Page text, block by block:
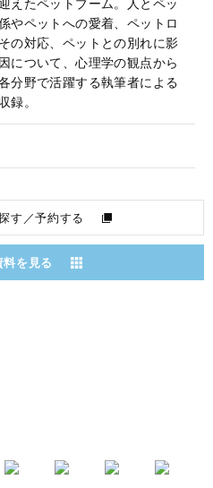
えたペットブーム。人とペッ
やペットへの愛着、ペットロ
の対応、ペットとの別れに影
について、心理学の観点から
分野で活躍する執筆者による
録。
す／予約する
料を見る